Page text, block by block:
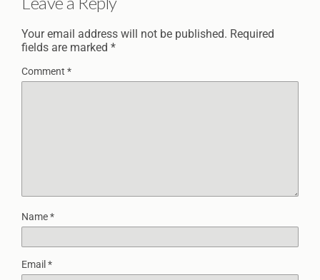
Your email address will not be published. Required
fields are marked *
Comment *
Name*
Email *